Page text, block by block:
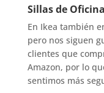
Sillas de
En Ikea también
pero nos siguen
clientes que
Amazon, por lo
sentimos más